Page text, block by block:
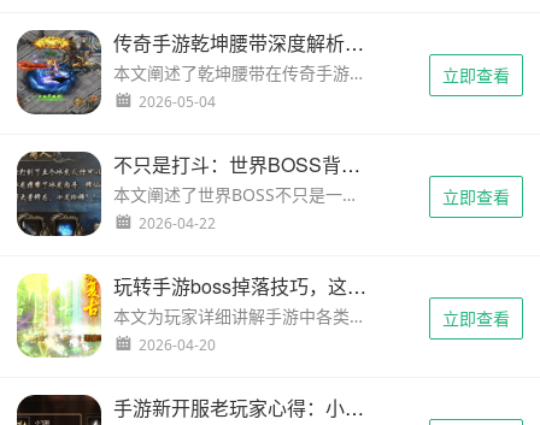
传奇手游乾坤腰带深度解析：属性与实战效果的全面考量
本文阐述了乾坤腰带在传奇手游环境下的具体属性表现与实战优劣势，深入分析该装备对角色生存能力的提升细节，为玩家在新区成长阶段的装备搭配提供实用参考。...
2026-05-04
立即查看
不只是打斗：世界BOSS背后那份温暖的情怀与传承
本文阐述了世界BOSS不只是一个游戏目标，它承载着无数玩家的共同记忆与情感连接，成为数字时代独特的文化图腾。...
2026-04-22
立即查看
玩转手游boss掉落技巧，这份实用指南请收好
本文为玩家详细讲解手游中各类boss的神奇掉落规律，帮助大家轻松获取装备，快速提升角色实力。...
2026-04-20
立即查看
手游新开服老玩家心得：小飞鞋随身带，随机卷轴别忘买